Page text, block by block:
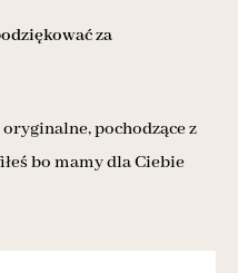
za
pochodzące z
bo mamy dla Ciebie